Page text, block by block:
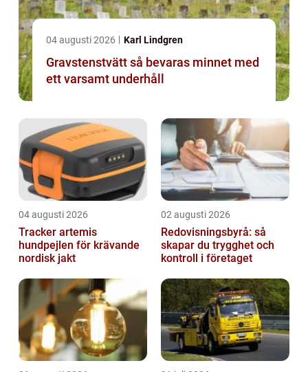
04 augusti 2026 Karl Lindgren
Gravstenstvätt så bevaras minnet med
ett varsamt underhåll
04 augusti 2026
Tracker artemis
hundpejlen för krävande
nordisk jakt
02 augusti 2026
Redovisningsbyrå: så
skapar du trygghet och
kontroll i företaget